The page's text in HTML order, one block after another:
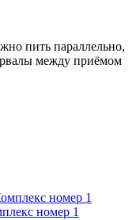
пить параллельно,
между приёмом
номер 1